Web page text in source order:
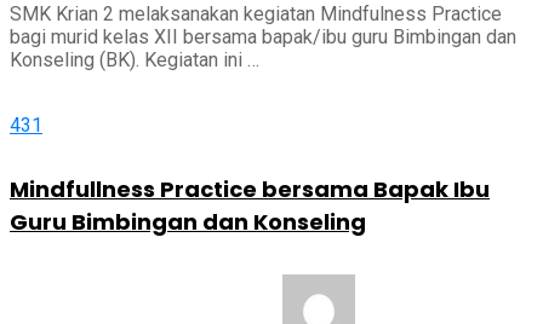
SMK Krian 2 melaksanakan kegiatan Mindfulness Practice
bagi murid kelas XII bersama bapak/ibu guru Bimbingan dan
Konseling (BK). Kegiatan ini …
431
Mindfullness Practice bersama Bapak Ibu
Guru Bimbingan dan Konseling